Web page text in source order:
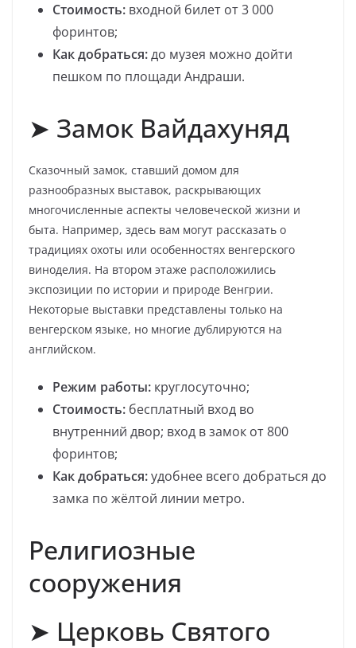
Стоимость: входной билет от 3 000
форинтов;
Как добраться:до музея можно дойти
пешком по площади Андраши.
➤ Замок Вайдахуняд
Сказочный замок, ставший домом для
разнообразных выставок, раскрывающих
многочисленные аспекты человеческой жизни и
быта. Например, здесь вам могут рассказать о
традициях охоты или особенностях венгерского
виноделия. На втором этаже расположились
экспозиции по истории и природе Венгрии.
Некоторые выставки представлены только на
венгерском языке, но многие дублируются на
английском.
Режим работы: круглосуточно;
Стоимость: бесплатный вход во
внутренний двор; вход в замок от 800
форинтов;
Как добраться:удобнее всего добраться до
замка по жёлтой линии метро.
Религиозные
сооружения
➤ Церковь Святого